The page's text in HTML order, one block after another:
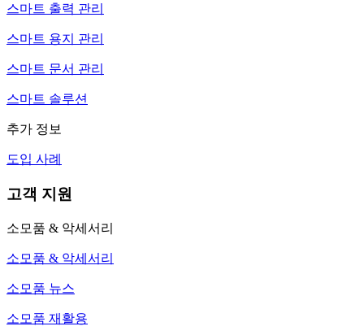
스마트 출력 관리
스마트 용지 관리
스마트 문서 관리
스마트 솔루션
추가 정보
도입 사례
고객 지원
소모품 & 악세서리
소모품 & 악세서리
소모품 뉴스
소모품 재활용